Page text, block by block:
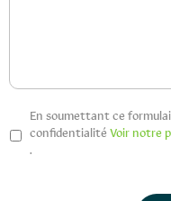
Privacy *
En soumettant ce
confidentialité Voir notre
.